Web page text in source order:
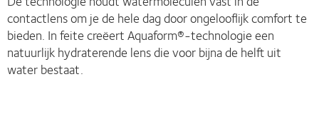
contactlens om je de hele dag door ongelooflijk comfort te
bieden. In feite creëert Aquaform®-technologie een
natuurlijk hydraterende lens die voor bijna de helft uit
water bestaat.